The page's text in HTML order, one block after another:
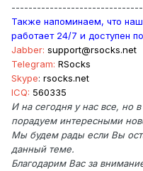
Также напоминаем, что
работает 24/7 и доступен
Jabber: support@rsocks.net
Telegram: RSocks
Skype: rsocks.net
ICQ: 560335
И на сегодня у нас все, но
порадуем интересными
Мы будем рады если Вы
данный теме.
Благодарим Вас за